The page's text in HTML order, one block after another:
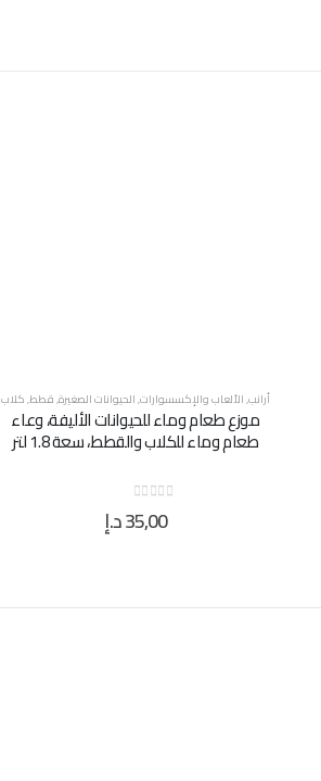
أرانب,الألعاب والإكسسوارات,الحيوانات الصغيرة,قطط,كلاب
موزع طعام وماء للحيوانات الأليفة، وعاء
طعام وماء للكلاب والقطط، سعة 1.8 لتر
35,00د.إ